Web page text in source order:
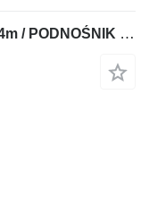
IVECO DAILY 72-180 / ZWYŻKA 17.4m / PODNOŚNIK KOSZOWY / BLOKADA MOSTU